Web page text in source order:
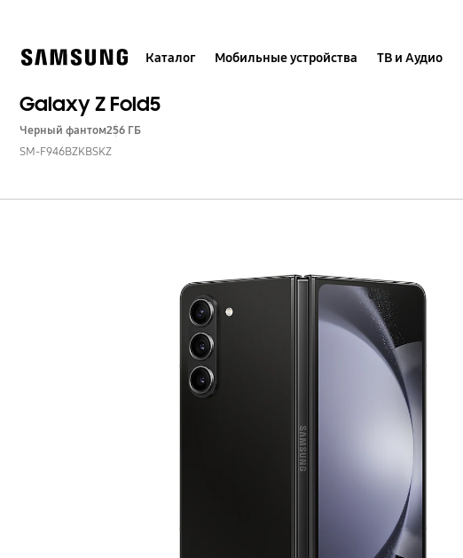
Каталог Мобильные устройства ТВ и Аудио
Galaxy Z Fold5
Черный фантом256 ГБ
SM-F946BZKBSKZ